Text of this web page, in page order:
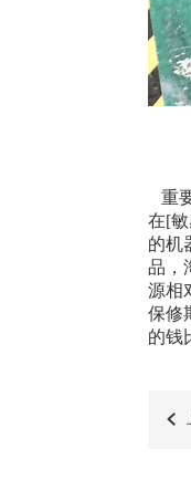
重
在[
的机
品，
源相
保修
的钱